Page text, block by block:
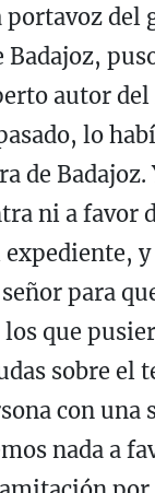
del
autor
lo
de
ni a favor
para
que
sobre
con
nada a